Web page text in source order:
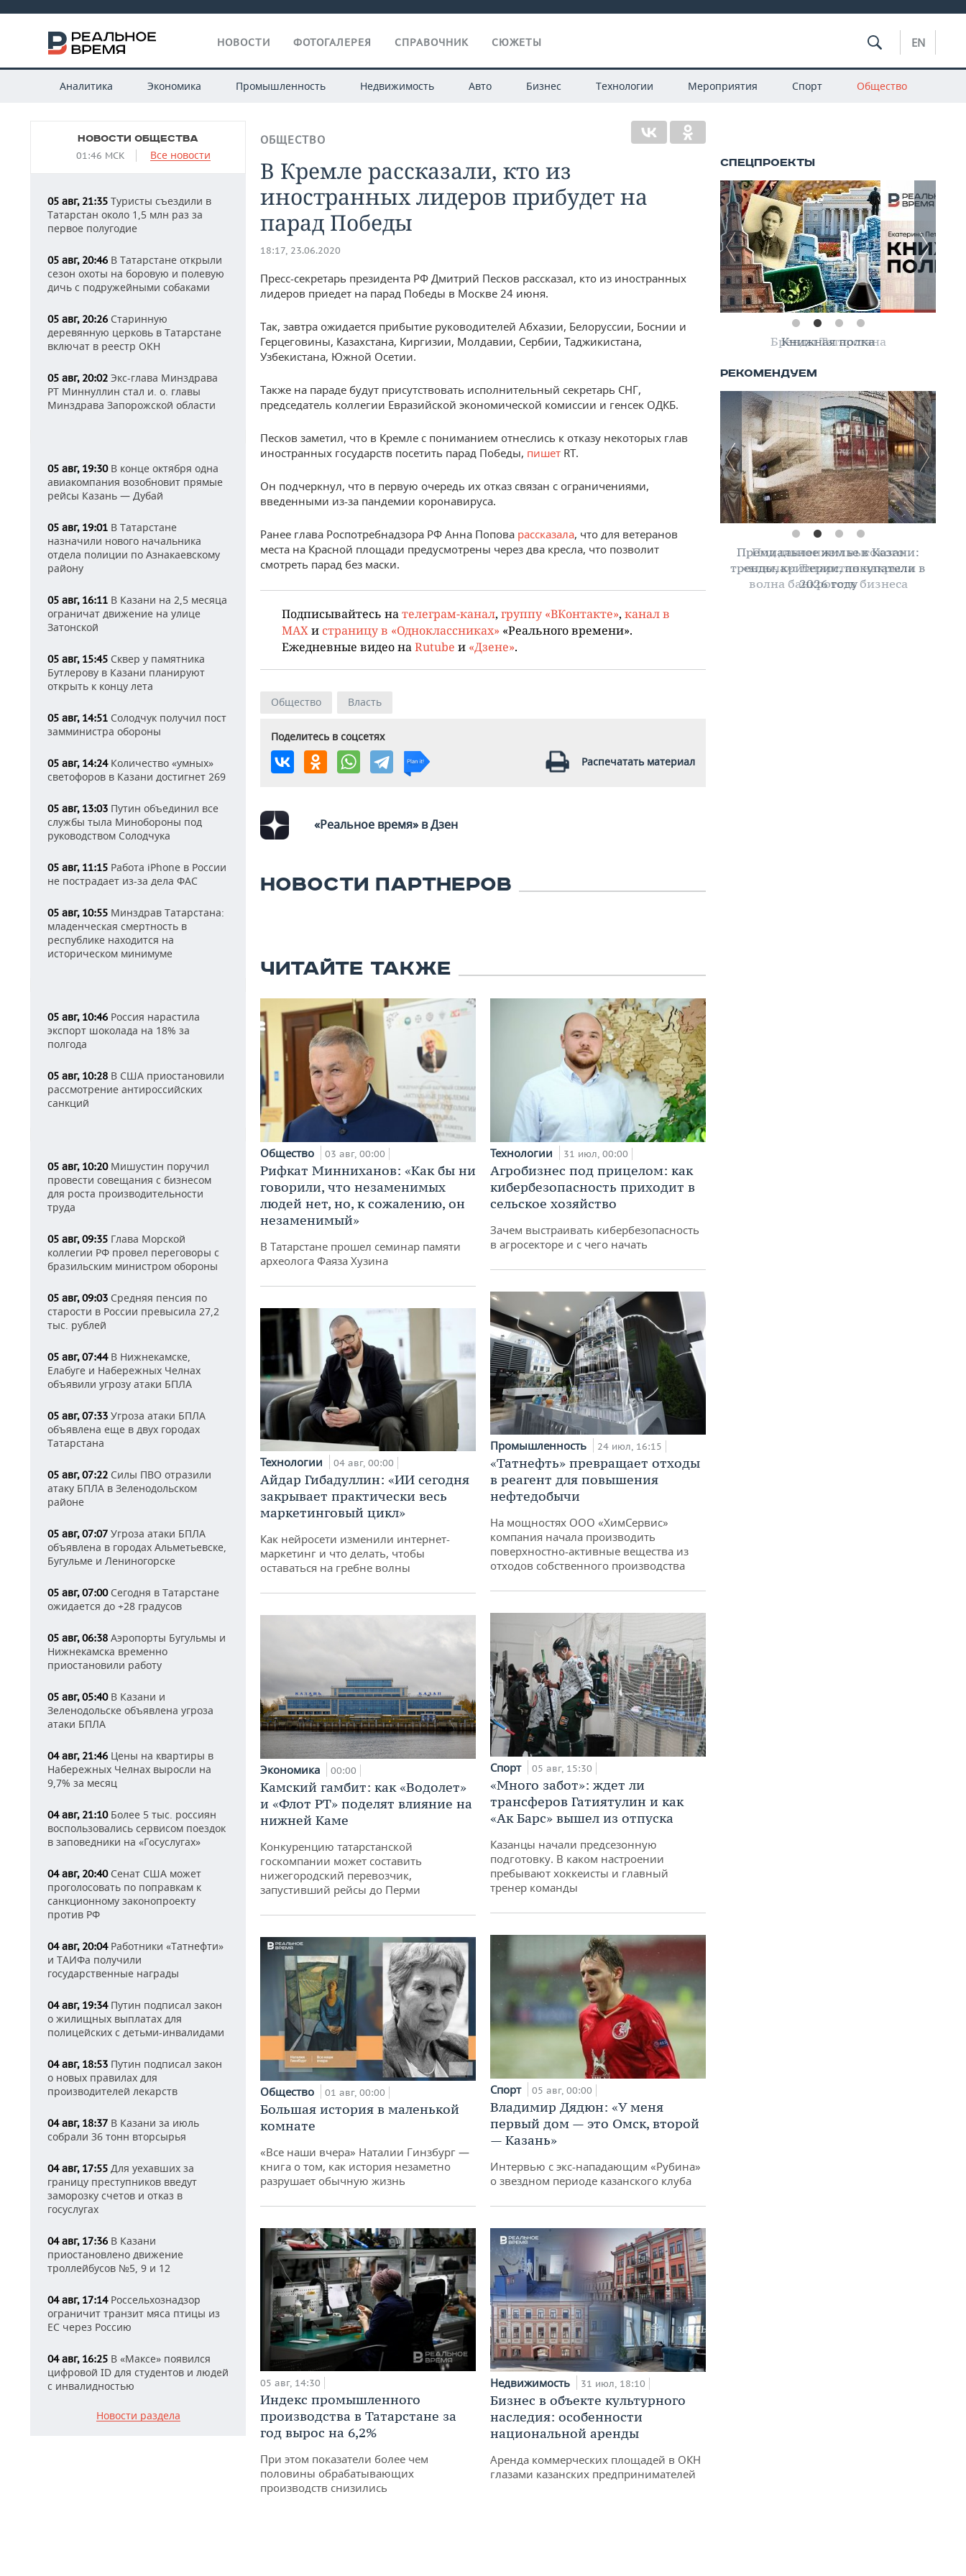
НОВОСТИ ФОТОГАЛЕРЕЯ СПРАВОЧНИК СЮЖЕТЫ EN
Аналитика Экономика Промышленность Недвижимость Авто Бизнес Технологии Мероприятия Спорт Общество
НОВОСТИ ОБЩЕСТВА
01:46 МСК Все новости
05 авг, 21:35 Туристы съездили в
Татарстан около 1,5 млн раз за
первое полугодие
05 авг, 20:46 В Татарстане открыли
сезон охоты на боровую и полевую
дичь с подружейными собаками
05 авг, 20:26 Старинную
деревянную церковь в Татарстане
включат в реестр ОКН
05 авг, 20:02 Экс-глава Минздрава
РТ Миннуллин стал и. о. главы
Минздрава Запорожской области
05 авг, 19:30В конце октября одна
авиакомпания возобновит прямые
рейсы Казань — Дубай
05 авг, 19:01 В Татарстане
назначили нового начальника
отдела полиции по Азнакаевскому
району
05 авг, 16:11 В Казани на 2,5 месяца
ограничат движение на улице
Затонской
05 авг, 15:45 Сквер у памятника
Бутлерову в Казани планируют
открыть к концу лета
05 авг, 14:51 Солодчук получил пост
замминистра обороны
05 авг, 14:24Количество «умных»
светофоров в Казани достигнет 269
05 авг, 13:03 Путин объединил все
службы тыла Минобороны под
руководством Солодчука
05 авг, 11:15 Работа iPhone в России
не пострадает из-за дела ФАС
05 авг, 10:55 Минздрав Татарстана:
младенческая смертность в
республике находится на
историческом минимуме
05 авг, 10:46 Россия нарастила
экспорт шоколада на 18% за
полгода
05 авг, 10:28 В США приостановили
рассмотрение антироссийских
санкций
05 авг, 10:20Мишустин поручил
провести совещания с бизнесом
для роста производительности
труда
05 авг, 09:35 Глава Морской
коллегии РФ провел переговоры с
бразильским министром обороны
05 авг, 09:03 Средняя пенсия по
старости в России превысила 27,2
тыс. рублей
05 авг, 07:44В Нижнекамске,
Елабуге и Набережных Челнах
объявили угрозу атаки БПЛА
05 авг, 07:33 Угроза атаки БПЛА
объявлена еще в двух городах
Татарстана
05 авг, 07:22 Силы ПВО отразили
атаку БПЛА в Зеленодольском
районе
05 авг, 07:07 Угроза атаки БПЛА
объявлена в городах Альметьевске,
Бугульме и Лениногорске
05 авг, 07:00Сегодня в Татарстане
ожидается до +28 градусов
05 авг, 06:38 Аэропорты Бугульмы и
Нижнекамска временно
приостановили работу
05 авг, 05:40В Казани и
Зеленодольске объявлена угроза
атаки БПЛА
04 авг, 21:46 Цены на квартиры в
Набережных Челнах выросли на
9,7% за месяц
04 авг, 21:10Более 5 тыс. россиян
воспользовались сервисом поездок
в заповедники на «Госуслугах»
04 авг, 20:40Сенат США может
проголосовать по поправкам к
санкционному законопроекту
против РФ
04 авг, 20:04Работники «Татнефти»
и ТАИФа получили
государственные награды
04 авг, 19:34Путин подписал закон
о жилищных выплатах для
полицейских с детьми-инвалидами
04 авг, 18:53 Путин подписал закон
о новых правилах для
производителей лекарств
04 авг, 18:37 В Казани за июль
собрали 36 тонн вторсырья
04 авг, 17:55 Для уехавших за
границу преступников введут
заморозку счетов и отказ в
госуслугах
04 авг, 17:36 В Казани
приостановлено движение
троллейбусов №5, 9 и 12
04 авг, 17:14Россельхознадзор
ограничит транзит мяса птицы из
ЕС через Россию
04 авг, 16:25 В «Максе» появился
цифровой ID для студентов и людей
с инвалидностью
Новости раздела
ОБЩЕСТВО
В Кремле рассказали, кто из
иностранных лидеров прибудет на
парад Победы
18:17, 23.06.2020
Пресс-секретарь президента РФ Дмитрий Песков рассказал, кто из иностранных
лидеров приедет на парад Победы в Москве 24 июня.
Так, завтра ожидается прибытие руководителей Абхазии, Белоруссии, Боснии и
Герцеговины, Казахстана, Киргизии, Молдавии, Сербии, Таджикистана,
Узбекистана, Южной Осетии.
Также на параде будут присутствовать исполнительный секретарь СНГ,
председатель коллегии Евразийской экономической комиссии и генсек ОДКБ.
Песков заметил, что в Кремле с пониманием отнеслись к отказу некоторых глав
иностранных государств посетить парад Победы, пишет RT.
Он подчеркнул, что в первую очередь их отказ связан с ограничениями,
введенными из-за пандемии коронавируса.
Ранее глава Роспотребнадзора РФ Анна Попова рассказала, что для ветеранов
места на Красной площади предусмотрены через два кресла, что позволит
смотреть парад без маски.
Подписывайтесь на телеграм-канал, группу «ВКонтакте», канал в
MAX и страницу в «Одноклассниках» «Реального времени».
Ежедневные видео на Rutube и «Дзене».
Общество Власть
Поделитесь в соцсетях
Распечатать материал
«Реальное время» в Дзен
НОВОСТИ ПАРТНЕРОВ
ЧИТАЙТЕ ТАКЖЕ
Общество 03 авг, 00:00
Рифкат Минниханов: «Как бы ни
говорили, что незаменимых
людей нет, но, к сожалению, он
незаменимый»
В Татарстане прошел семинар памяти
археолога Фаяза Хузина
Технологии 04 авг, 00:00
Айдар Гибадуллин: «ИИ сегодня
закрывает практически весь
маркетинговый цикл»
Как нейросети изменили интернет-
маркетинг и что делать, чтобы
оставаться на гребне волны
Экономика 00:00
Камский гамбит: как «Водолет»
и «Флот РТ» поделят влияние на
нижней Каме
Конкуренцию татарстанской
госкомпании может составить
нижегородский перевозчик,
запустивший рейсы до Перми
Общество 01 авг, 00:00
Большая история в маленькой
комнате
«Все наши вчера» Наталии Гинзбург —
книга о том, как история незаметно
разрушает обычную жизнь
05 авг, 14:30
Индекс промышленного
производства в Татарстане за
год вырос на 6,2%
При этом показатели более чем
половины обрабатывающих
производств снизились
Технологии 31 июл, 00:00
Агробизнес под прицелом: как
кибербезопасность приходит в
сельское хозяйство
Зачем выстраивать кибербезопасность
в агросекторе и с чего начать
Промышленность 24 июл, 16:15
«Татнефть» превращает отходы
в реагент для повышения
нефтедобычи
На мощностях ООО «ХимСервис»
компания начала производить
поверхностно-активные вещества из
отходов собственного производства
Спорт 05 авг, 15:30
«Много забот»: ждет ли
трансферов Гатиятулин и как
«Ак Барс» вышел из отпуска
Казанцы начали предсезонную
подготовку. В каком настроении
пребывают хоккеисты и главный
тренер команды
Спорт 05 авг, 00:00
Владимир Дядюн: «У меня
первый дом — это Омск, второй
— Казань»
Интервью с экс-нападающим «Рубина»
о звездном периоде казанского клуба
Недвижимость 31 июл, 18:10
Бизнес в объекте культурного
наследия: особенности
национальной аренды
Аренда коммерческих площадей в ОКН
глазами казанских предпринимателей
Книжная полка
Премиальное жилье в Казани:
тренды, критерии, покупатели в
2026 году